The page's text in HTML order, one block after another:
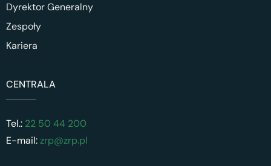
Dyrektor Generalny
Zespoły
Kariera
CENTRALA
Tel.: 22 50 44 200
E-mail:zrp@zrp.pl